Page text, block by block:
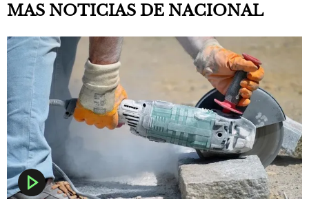
MAS NOTICIAS DE NACIONAL